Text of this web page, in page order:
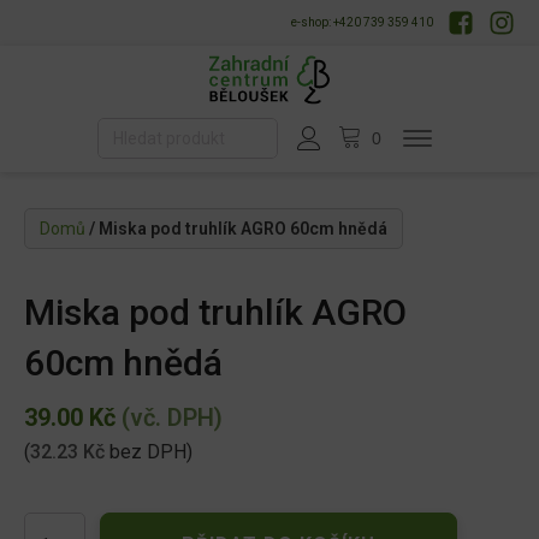
e-shop: +420 739 359 410
Domů / Miska pod truhlík AGRO 60cm hnědá
Miska pod truhlík AGRO
60cm hnědá
39.00 Kč (vč. DPH)
(32.23 Kč bez DPH)